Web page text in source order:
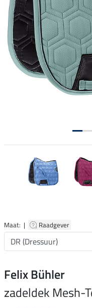
Maat: | Raadgever
Felix Bühler
zadeldek Mesh-